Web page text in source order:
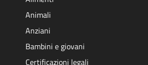
Animali
Anziani
Bambini e giovani
Certificazioni legali